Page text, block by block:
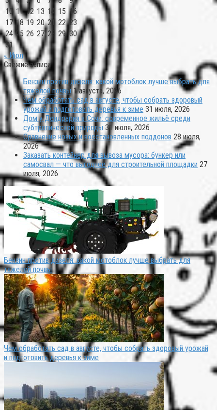
10 11 12 13 14 15 16
17 18 19 20 21 22 23
24 25 26 27 28 29 30
31
« Июл
Свежие записи
Бензин против дизеля: какой мотоблок лучше выбрать для
тяжелой почвы 1 августа, 2026
Чем обработать сад в августе, чтобы собрать здоровый
урожай и подготовить деревья к зиме 31 июля, 2026
Дом у Дендрария в Сочи: современное жильё среди
субтропической природы 31 июля, 2026
Сравнение новых и восстановленных поддонов 28 июля,
2026
Заказать контейнер для вывоза мусора: бункер или
самосвал — что выгоднее для строительной площадки 27
июля, 2026
Бензин против дизеля: какой мотоблок лучше выбрать для
тяжелой почвы
Чем обработать сад в августе, чтобы собрать здоровый урожай
и подготовить деревья к зиме